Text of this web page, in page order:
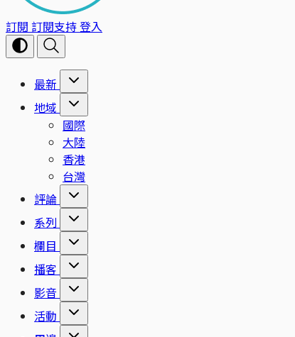
訂閱 訂閱支持登入
最新
地域
國際
大陸
香港
台灣
評論
系列
欄目
播客
影音
活動